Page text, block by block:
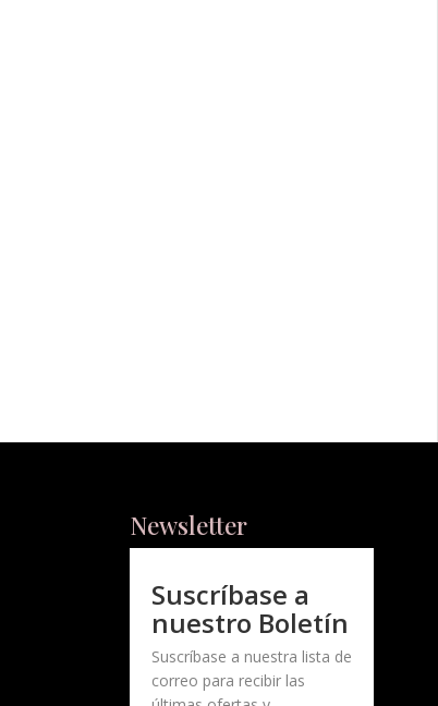
Newsletter
Suscríbase a
nuestro Boletín
Suscríbase a nuestra lista de
correo para recibir las